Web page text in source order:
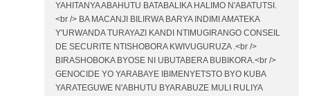
YAHITANYA ABAHUTU BATABALIKA HALIMO N'ABATUTSI.
<br /> BA MACANJI BILIRWA BARYA INDIMI AMATEKA
Y'URWANDA TURAYAZI KANDI NTIMUGIRANGO CONSEIL
DE SECURITE NTISHOBORA KWIVUGURUZA .<br />
BIRASHOBOKA BYOSE NI UBUTABERA BUBIKORA.<br />
GENOCIDE YO YARABAYE IBIMENYETSTO BYO KUBA
YARATEGUWE N'ABHUTU BYARABUZE MULI RULIYA